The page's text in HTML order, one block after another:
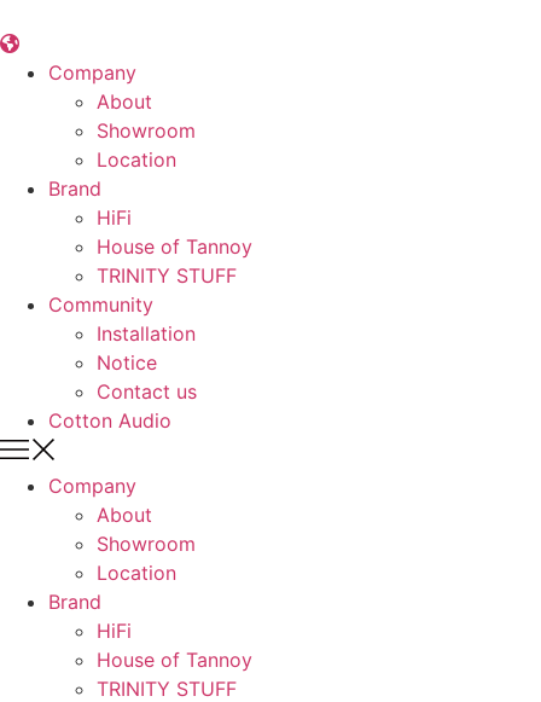
텐
Company
About
Showroom
Location
Brand
HiFi
House of Tannoy
TRINITY STUFF
Community
Installation
Notice
Contact us
Cotton Audio
Company
About
Showroom
Location
Brand
HiFi
House of Tannoy
TRINITY STUFF